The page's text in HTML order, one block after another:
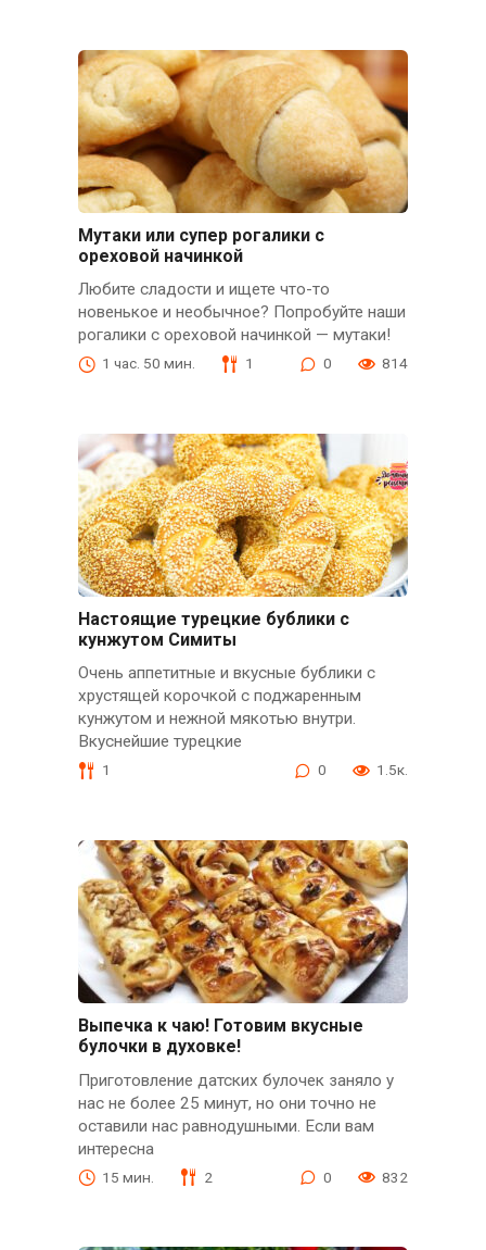
Мутаки или супер рогалики с
ореховой начинкой
Любите сладости и ищете что-то
новенькое и необычное? Попробуйте наши
рогалики с ореховой начинкой — мутаки!
1 час. 50 мин. 1 0 814
Настоящие турецкие бублики с
кунжутом Симиты
Очень аппетитные и вкусные бублики с
хрустящей корочкой с поджаренным
кунжутом и нежной мякотью внутри.
Вкуснейшие турецкие
1 0 1.5к.
Выпечка к чаю! Готовим вкусные
булочки в духовке!
Приготовление датских булочек заняло у
нас не более 25 минут, но они точно не
оставили нас равнодушными. Если вам
интересна
15 мин. 2 0 832